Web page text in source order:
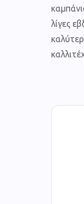
λίγες